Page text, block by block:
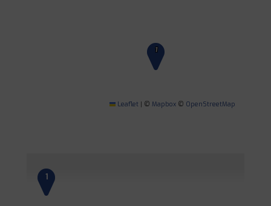
1
Leaflet | © Mapbox © OpenStreetMap
1